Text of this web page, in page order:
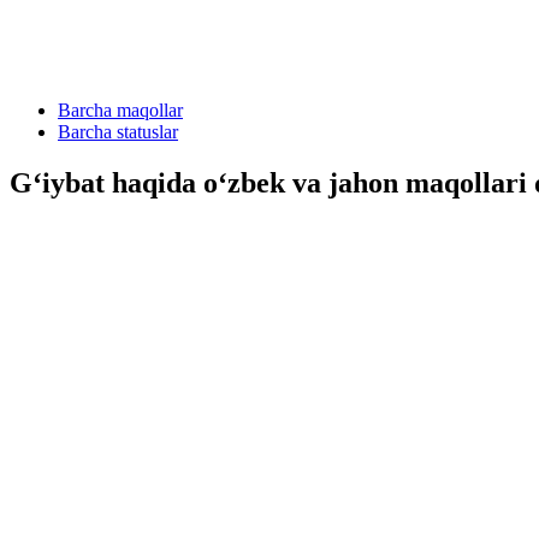
Barcha maqollar
Barcha statuslar
G‘iybat haqida o‘zbek va jahon maqollari